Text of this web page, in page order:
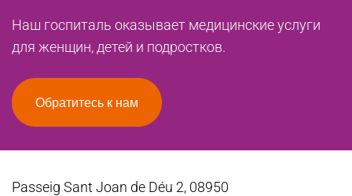
Наш госпиталь оказывает медицинские услуги
для женщин, детей и подростков.
Обратитесь к нам
Passeig Sant Joan de Déu 2, 08950